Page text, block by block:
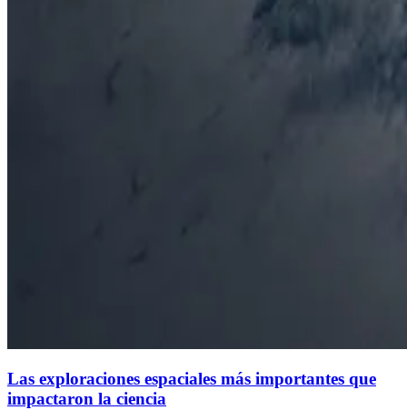
Las exploraciones espaciales más importantes que
impactaron la ciencia